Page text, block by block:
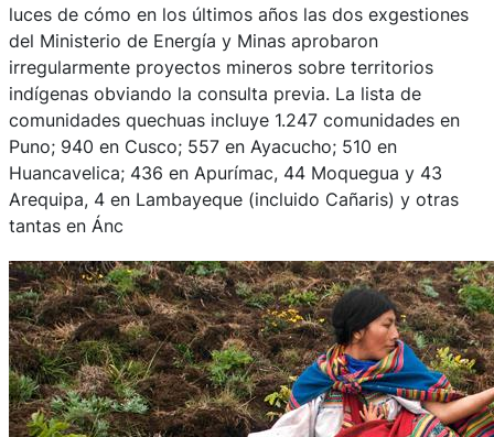
luces de cómo en los últimos años las dos exgestiones
del Ministerio de Energía y Minas aprobaron
irregularmente proyectos mineros sobre territorios
indígenas obviando la consulta previa. La lista de
comunidades quechuas incluye 1.247 comunidades en
Puno; 940 en Cusco; 557 en Ayacucho; 510 en
Huancavelica; 436 en Apurímac, 44 Moquegua y 43
Arequipa, 4 en Lambayeque (incluido Cañaris) y otras
tantas en Ánc